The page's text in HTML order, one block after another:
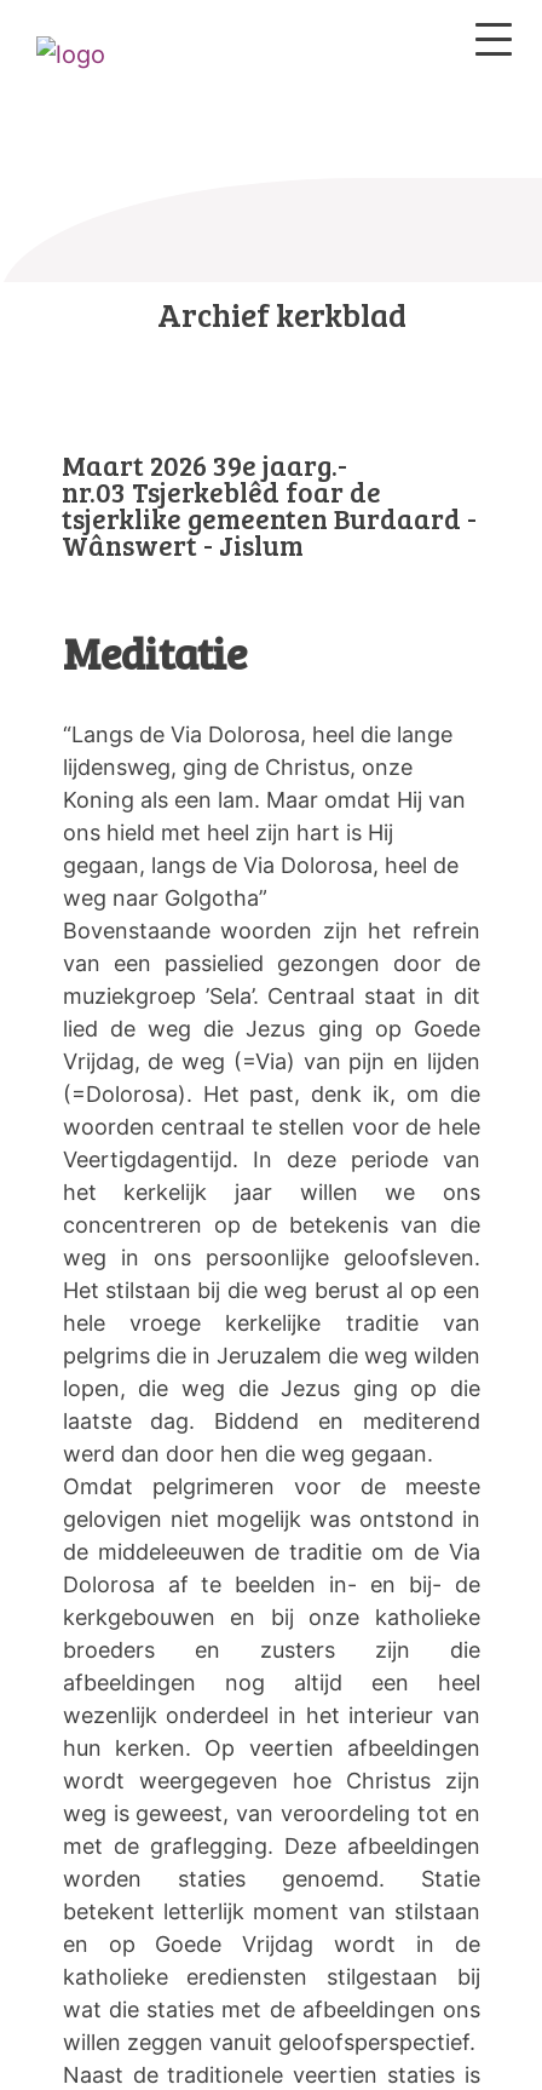
Archief kerkblad
Maart 2026 39e jaarg.-
nr.03 Tsjerkeblêd foar de
tsjerklike gemeenten Burdaard -
Wânswert - Jislum
Meditatie
“Langs de Via Dolorosa, heel die lange
lijdensweg, ging de Christus, onze
Koning als een lam. Maar omdat Hij van
ons hield met heel zijn hart is Hij
gegaan, langs de Via Dolorosa, heel de
weg naar Golgotha”
Bovenstaande woorden zijn het refrein
van een passielied gezongen door de
muziekgroep ’Sela’. Centraal staat in dit
lied de weg die Jezus ging op Goede
Vrijdag, de weg (=Via) van pijn en lijden
(=Dolorosa). Het past, denk ik, om die
woorden centraal te stellen voor de hele
Veertigdagentijd. In deze periode van
het kerkelijk jaar willen we ons
concentreren op de betekenis van die
weg in ons persoonlijke geloofsleven.
Het stilstaan bij die weg berust al op een
hele vroege kerkelijke traditie van
pelgrims die in Jeruzalem die weg wilden
lopen, die weg die Jezus ging op die
laatste dag. Biddend en mediterend
werd dan door hen die weg gegaan.
Omdat pelgrimeren voor de meeste
gelovigen niet mogelijk was ontstond in
de middeleeuwen de traditie om de Via
Dolorosa af te beelden in- en bij- de
kerkgebouwen en bij onze katholieke
broeders en zusters zijn die
afbeeldingen nog altijd een heel
wezenlijk onderdeel in het interieur van
hun kerken. Op veertien afbeeldingen
wordt weergegeven hoe Christus zijn
weg is geweest, van veroordeling tot en
met de graflegging. Deze afbeeldingen
worden staties genoemd. Statie
betekent letterlijk moment van stilstaan
en op Goede Vrijdag wordt in de
katholieke erediensten stilgestaan bij
wat die staties met de afbeeldingen ons
willen zeggen vanuit geloofsperspectief.
Naast de traditionele veertien staties is